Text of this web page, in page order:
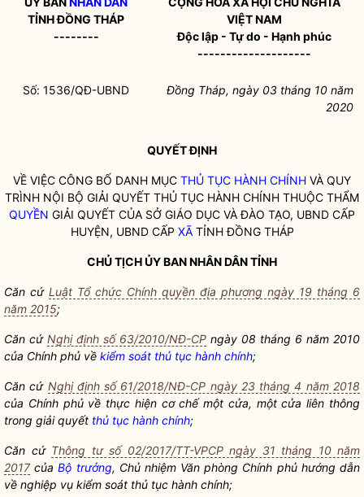
TỈNH ĐỒNG THÁP
--------
VIỆT NAM
Độc lập - Tự do - Hạnh phúc
--------------------
Số: 1536/QĐ-UBND
Đồng Tháp, ngày 03 tháng 10 năm
2020
QUYẾT ĐỊNH
VỀ VIỆC CÔNG BỐ DANH MỤC THỦ TỤC HÀNH CHÍNH VÀ QUY
TRÌNH NỘI BỘ GIẢI QUYẾT THỦ TỤC HÀNH CHÍNH THUỘC THẨM
QUYỀN GIẢI QUYẾT CỦA SỞ GIÁO DỤC VÀ ĐÀO TẠO, UBND CẤP
HUYỆN, UBND CẤP XÃTỈNH ĐỒNG THÁP
CHỦ TỊCH ỦY BANNHÂN DÂNTỈNH
Căn cứ Luật Tổ chức Chính quyền địa phương ngày 19 tháng 6
năm 2015;
Căn cứ Nghị định số 63/2010/NĐ-CP ngày 08 tháng 6 năm 2010
của Chính phủ về kiểm soát thủ tục hành chính;
Căn cứ Nghị định số 61/2018/NĐ-CP ngày 23 tháng 4 năm 2018
của Chính phủ về thực hiện cơ chế một cửa, một cửa liên thông
trong giải quyết thủ tục hành chính;
Căn cứ Thông tư số 02/2017/TT-VPCP ngày 31 tháng 10 năm
2017củaBộ trưởng, Chủ nhiệm Văn phòng Chính phủ hướng dẫn
về nghiệp vụ kiểm soát thủ tục hành chính;